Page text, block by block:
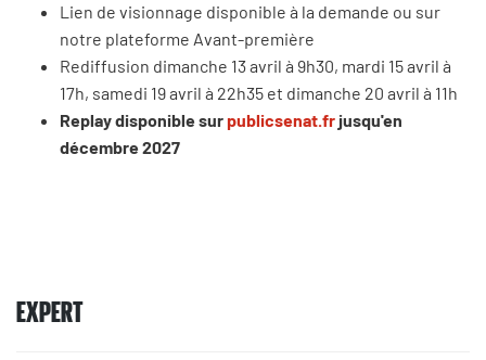
Lien de visionnage disponible à la demande ou sur
notre plateforme Avant-première
Rediffusion dimanche 13 avril à 9h30, mardi 15 avril à
17h, samedi 19 avril à 22h35 et dimanche 20 avril à 11h
Replay disponible surpublicsenat.fr jusqu'en
décembre 2027
EXPERT